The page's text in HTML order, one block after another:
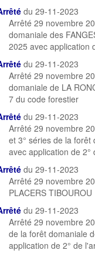
du 29-11-2023
Arrêté 29 novembre
domaniale des
2025 avec application
du 29-11-2023
Arrêté 29 novembre
domaniale de LA
7 du code forestier
du 29-11-2023
Arrêté 29 novembre
et 3° séries de la forêt
avec application de
du 29-11-2023
Arrêté 29 novembre
PLACERS
du 29-11-2023
Arrêté 29 novembre
de la forêt domaniale
application de 2° de